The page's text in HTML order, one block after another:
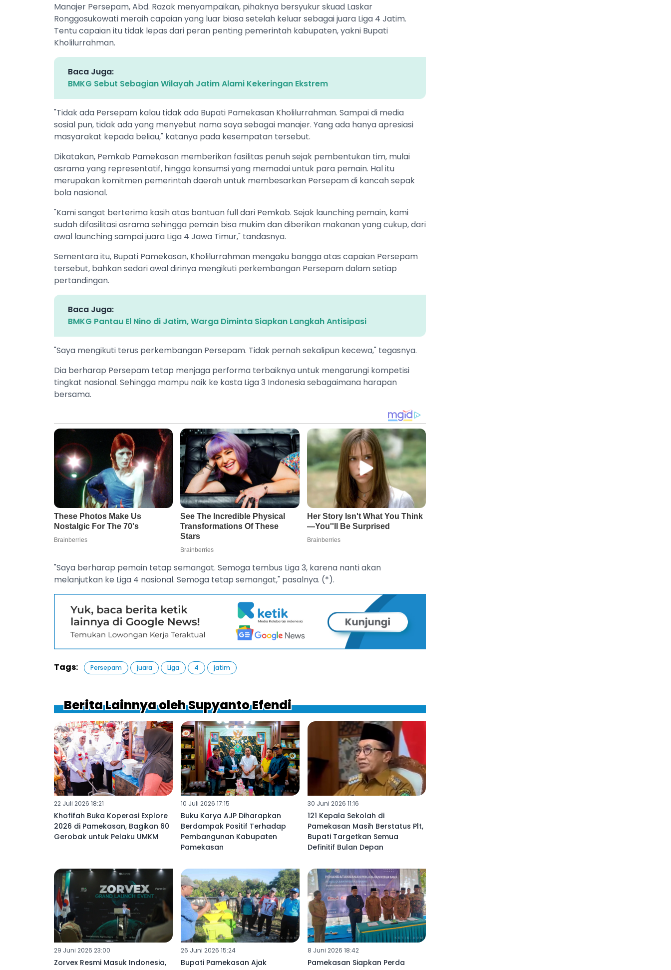
Manajer Persepam, Abd. Razak menyampaikan, pihaknya bersyukur skuad Laskar
Ronggosukowati meraih capaian yang luar biasa setelah keluar sebagai juara Liga 4 Jatim.
Tentu capaian itu tidak lepas dari peran penting pemerintah kabupaten, yakni Bupati
Kholilurrahman.
Baca Juga:
BMKG Sebut Sebagian Wilayah Jatim Alami Kekeringan Ekstrem
"Tidak ada Persepam kalau tidak ada Bupati Pamekasan Kholilurrahman. Sampai di media
sosial pun, tidak ada yang menyebut nama saya sebagai manajer. Yang ada hanya apresiasi
masyarakat kepada beliau," katanya pada kesempatan tersebut.
Dikatakan, Pemkab Pamekasan memberikan fasilitas penuh sejak pembentukan tim, mulai
asrama yang representatif, hingga konsumsi yang memadai untuk para pemain. Hal itu
merupakan komitmen pemerintah daerah untuk membesarkan Persepam di kancah sepak
bola nasional.
"Kami sangat berterima kasih atas bantuan full dari Pemkab. Sejak launching pemain, kami
sudah difasilitasi asrama sehingga pemain bisa mukim dan diberikan makanan yang cukup, dari
awal launching sampai juara Liga 4 Jawa Timur," tandasnya.
Sementara itu, Bupati Pamekasan, Kholilurrahman mengaku bangga atas capaian Persepam
tersebut, bahkan sedari awal dirinya mengikuti perkembangan Persepam dalam setiap
pertandingan.
Baca Juga:
BMKG Pantau El Nino di Jatim, Warga Diminta Siapkan Langkah Antisipasi
"Saya mengikuti terus perkembangan Persepam. Tidak pernah sekalipun kecewa," tegasnya.
Dia berharap Persepam tetap menjaga performa terbaiknya untuk mengarungi kompetisi
tingkat nasional. Sehingga mampu naik ke kasta Liga 3 Indonesia sebagaimana harapan
bersama.
"Saya berharap pemain tetap semangat. Semoga tembus Liga 3, karena nanti akan
melanjutkan ke Liga 4 nasional. Semoga tetap semangat," pasalnya. (*).
Tags: Persepam juara Liga 4 jatim
Berita Lainnya oleh Supyanto Efendi
22 Juli 2026 18:21
Khofifah Buka Koperasi Explore
2026 di Pamekasan, Bagikan 60
Gerobak untuk Pelaku UMKM
10 Juli 2026 17:15
Buku Karya AJP Diharapkan
Berdampak Positif Terhadap
Pembangunan Kabupaten
Pamekasan
30 Juni 2026 11:16
121 Kepala Sekolah di
Pamekasan Masih Berstatus Plt,
Bupati Targetkan Semua
Definitif Bulan Depan
29 Juni 2026 23:00
Zorvex Resmi Masuk Indonesia,
26 Juni 2026 15:24
Bupati Pamekasan Ajak
8 Juni 2026 18:42
Pamekasan Siapkan Perda